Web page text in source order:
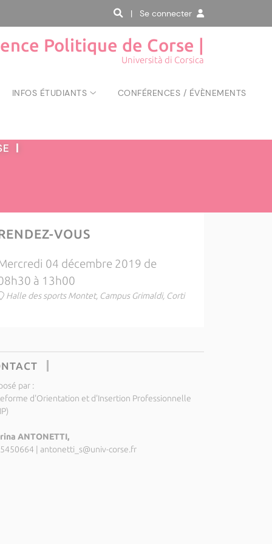
| Se connecter
Politique de Corse |
Università di Corsica
INFOS ÉTUDIANTS CONFÉRENCES / ÉVÈNEMENTS
|
VOUS
04 décembre 2019 de
à 13h00
Halle des sports Montet, Campus Grimaldi, Corti
par :
d'Orientation et d'Insertion Professionnelle
ANTONETTI,
antonetti_s@univ-corse.fr